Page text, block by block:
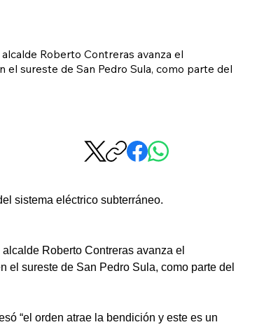
Roberto Contreras avanza el
el sureste de San Pedro Sula, como parte del
sistema eléctrico subterráneo.
Roberto Contreras avanza el
el sureste de San Pedro Sula, como parte del
“el orden atrae la bendición y este es un